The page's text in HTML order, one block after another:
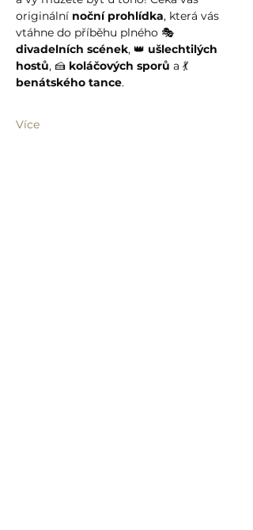
originální noční prohlídka, která vás
vtáhne do příběhu plného 🎭
divadelních scének, 👑 ušlechtilých
hostů, 🍰 koláčových sporů a 💃
benátského tance.
Více